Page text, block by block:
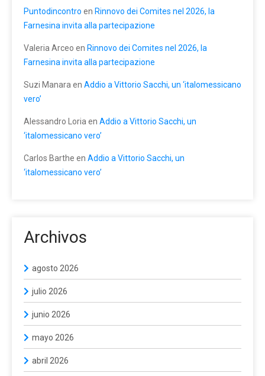
Puntodincontro en Rinnovo dei Comites nel 2026, la
Farnesina invita alla partecipazione
Valeria Arceo en Rinnovo dei Comites nel 2026, la
Farnesina invita alla partecipazione
Suzi Manara en Addio a Vittorio Sacchi, un ‘italomessicano
vero’
Alessandro Loria en Addio a Vittorio Sacchi, un
‘italomessicano vero’
Carlos Barthe en Addio a Vittorio Sacchi, un
‘italomessicano vero’
Archivos
agosto 2026
julio 2026
junio 2026
mayo 2026
abril 2026